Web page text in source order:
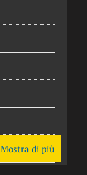
Mostra di più